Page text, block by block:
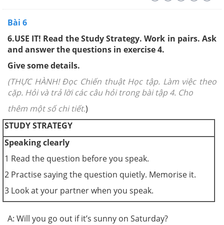
Bài 6
6.USE IT! Read the Study Strategy. Work in pairs. Ask
and answer the questions in exercise 4.
Give some details.
(THỰC HÀNH! Đọc Chiến thuật Học tập. Làm việc theo
cặp. Hỏi và trả lời các câu hỏi trong bài tập 4. Cho
thêm một số chi tiết.)
STUDY STRATEGY
Speaking clearly
1 Read the question before you speak.
2 Practise saying the question quietly. Memorise it.
3 Look at your partner when you speak.
A: Will you go out if it’s sunny on Saturday?